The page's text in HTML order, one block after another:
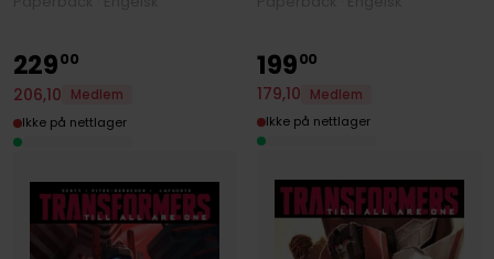
22900
206,10
Medlem
Ikke på nettlager
19900
179,10
Medlem
Ikke på nettlager